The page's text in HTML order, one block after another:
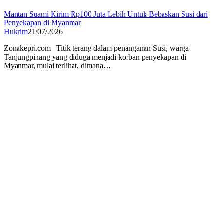
Mantan Suami Kirim Rp100 Juta Lebih Untuk Bebaskan Susi dari
Penyekapan di Myanmar
Hukrim21/07/2026
Zonakepri.com– Titik terang dalam penanganan Susi, warga
Tanjungpinang yang diduga menjadi korban penyekapan di
Myanmar, mulai terlihat, dimana…